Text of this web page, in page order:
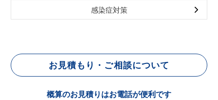
感染症対策
お見積もり・ご相談について
概算のお見積りはお電話が便利です